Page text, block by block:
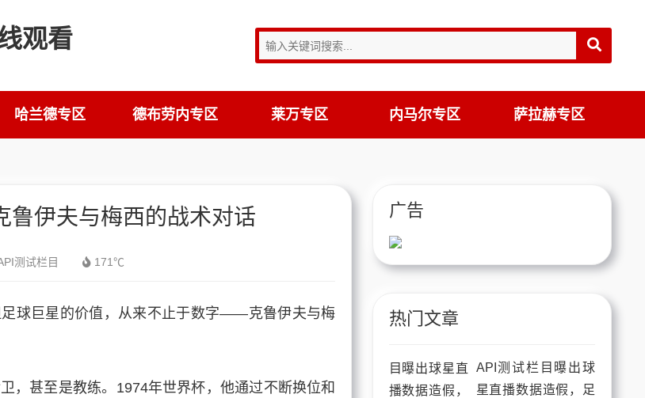
哈兰德专区 德布劳内专区 莱万专区 内马尔专区 萨拉赫专区
鲁伊夫与梅西的战术对话
测试栏目 171℃
球巨星的价值，从来不止于数字——克鲁伊夫与梅
，甚至是教练。1974年世界杯，他通过不断换位和
广告
热门文章
API测试栏目曝出球
星直播数据造假，足